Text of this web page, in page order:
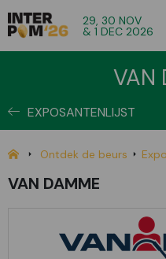
29, 30 NOV
& 1 DEC 2026
VAN
EXPOSANTENLIJST
Ontdek de beurs
VAN DAMME